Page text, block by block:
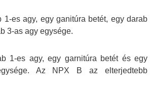
1-es agy, egy ganitúra betét, egy darab
3-as agy egysége.
1-es agy, egy garnitúra betét és egy
Az NPX B az elterjedtebb